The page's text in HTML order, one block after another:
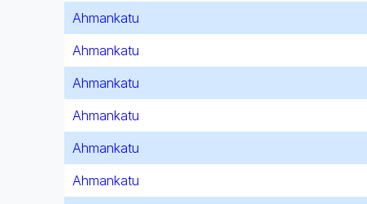
Ahmankatu
Ahmankatu
Ahmankatu
Ahmankatu
Ahmankatu
Ahmankatu